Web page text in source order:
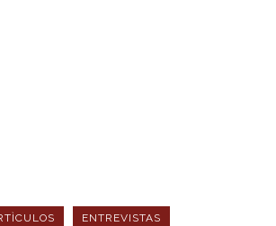
ENTREVISTAS